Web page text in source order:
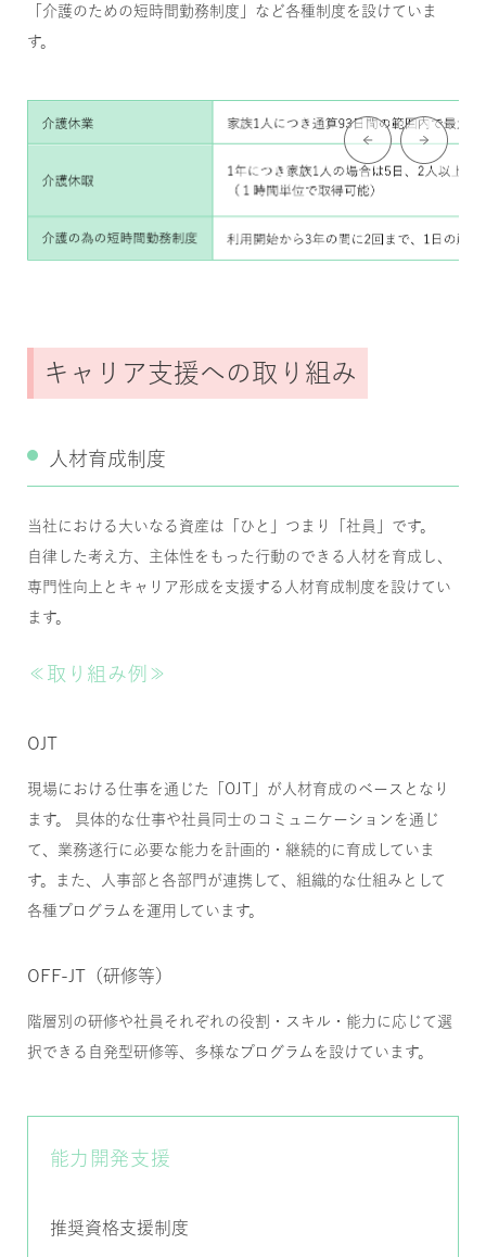
「介護のための短時間勤務制度」など各種制度を設けていま
す。
キャリア支援への取り組み
人材育成制度
当社における大いなる資産は「ひと」つまり「社員」です。
自律した考え方、主体性をもった行動のできる人材を育成し、
専門性向上とキャリア形成を支援する人材育成制度を設けてい
ます。
≪取り組み例≫
OJT
現場における仕事を通じた「OJT」が人材育成のベースとなり
ます。 具体的な仕事や社員同士のコミュニケーションを通じ
て、業務遂行に必要な能力を計画的・継続的に育成していま
す。また、人事部と各部門が連携して、組織的な仕組みとして
各種プログラムを運用しています。
OFF-JT（研修等）
階層別の研修や社員それぞれの役割・スキル・能力に応じて選
択できる自発型研修等、多様なプログラムを設けています。
能力開発支援
推奨資格支援制度